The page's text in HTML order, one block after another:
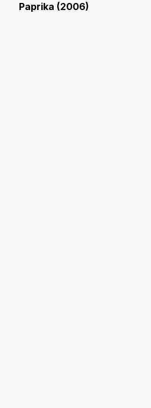
Paprika (2006)